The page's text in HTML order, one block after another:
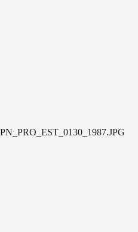
PN_PRO_EST_0130_1987.JPG